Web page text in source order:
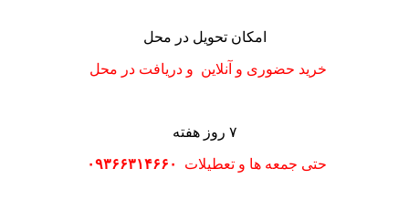
امکان تحویل در محل
خرید حضوری و آنلاین و دریافت در محل
۷ روز هفته
حتی جمعه ها و تعطیلات ۰۹۳۶۶۳۱۴۶۶۰